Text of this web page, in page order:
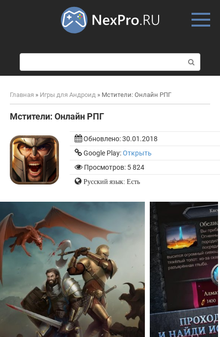
о
и
к
Главная » Игры для Андроид » Мстители: Онлайн РПГ
Мстители: Онлайн РПГ
Обновлено:30.01.2018
Google Play:Открыть
Просмотров: 5 824
Русский язык: Есть